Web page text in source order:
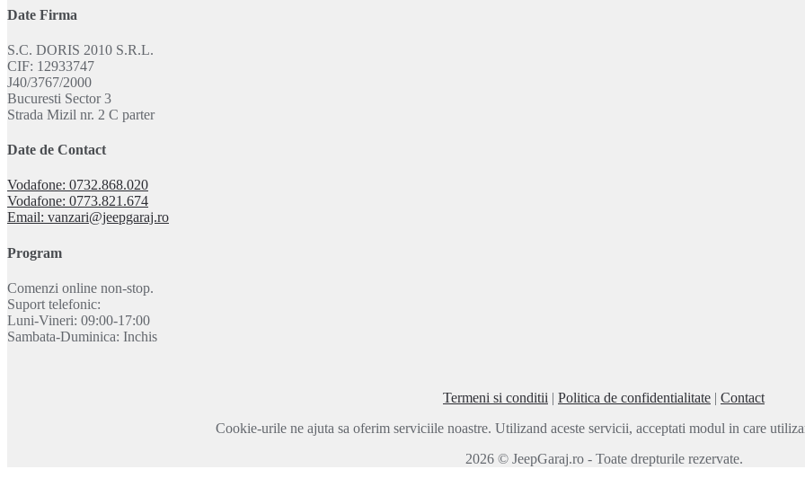
Date Firma
S.C. DORIS 2010 S.R.L.
CIF: 12933747
J40/3767/2000
Bucuresti Sector 3
Strada Mizil nr. 2 C parter
Date de Contact
Vodafone: 0732.868.020
Vodafone: 0773.821.674
Email: vanzari@jeepgaraj.ro
Program
Comenzi online non-stop.
Suport telefonic:
Luni-Vineri: 09:00-17:00
Sambata-Duminica: Inchis
Termeni si conditii | Politica de confidentialitate | Contact
Cookie-urile ne ajuta sa oferim serviciile noastre. Utilizand aceste servicii, acceptati modul in care
2026 © JeepGaraj.ro - Toate drepturile rezervate.